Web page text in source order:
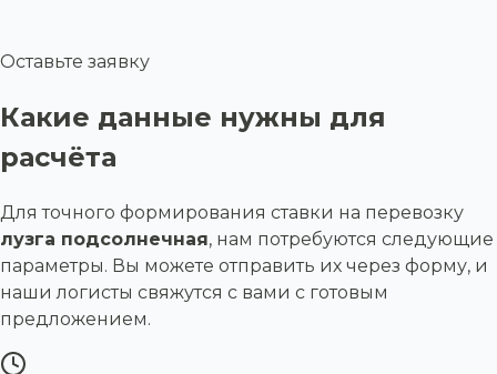
Оставьте заявку
Какие данные нужны для
расчёта
Для точного формирования ставки на перевозку
лузга подсолнечная, нам потребуются следующие
параметры. Вы можете отправить их через форму, и
наши логисты свяжутся с вами с готовым
предложением.